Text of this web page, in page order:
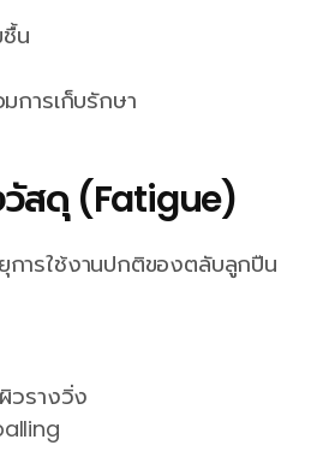
น
การเก็บรักษา
วัสดุ (Fatigue)
การใช้งานปกติของตลับลูกปืน
วรางวิ่ง